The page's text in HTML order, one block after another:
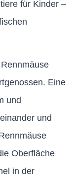
für Kinder –
Eine
und
und
Oberfläche
in der